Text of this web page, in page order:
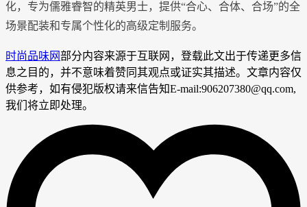
化，专为儒雅睿智的精英男士，提供“合心、合体、合场”的全
场景配装和专属个性化的高级定制服务。
时尚品味网部分内容来源于互联网，登载此文出于传递更多信
息之目的，并不意味着赞同其观点或证实其描述。文章内容仅
供参考，如有侵犯版权请来信告知E-mail:906207380@qq.com,
我们将立即处理。